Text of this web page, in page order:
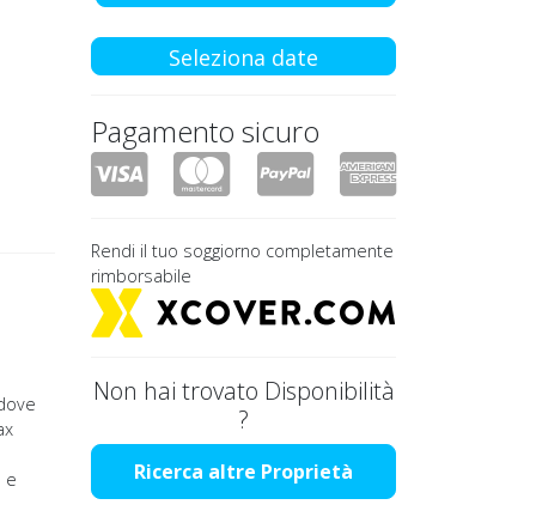
e
Seleziona date
Pagamento sicuro
Rendi il tuo soggiorno completamente
rimborsabile
Non hai trovato Disponibilità
?
Ricerca altre Proprietà